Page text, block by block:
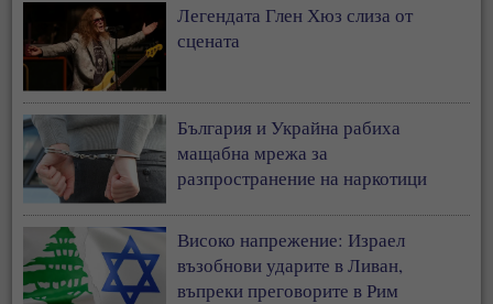
Легендата Глен Хюз слиза от
сцената
България и Украйна рабиха
мащабна мрежа за
разпространение на наркотици
Високо напрежение: Израел
възобнови ударите в Ливан,
въпреки преговорите в Рим